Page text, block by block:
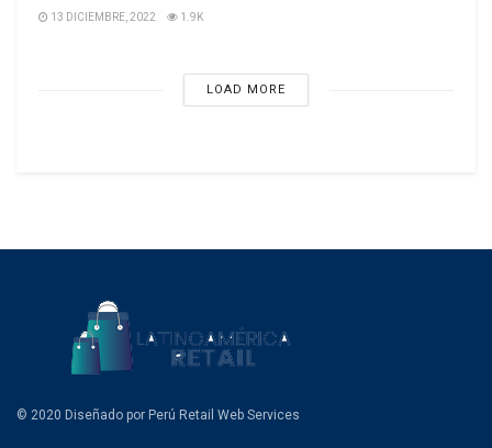
13 DICIEMBRE, 2022 1.9K
LOAD MORE
© 2020 Diseñado por Perú Retail Web Services